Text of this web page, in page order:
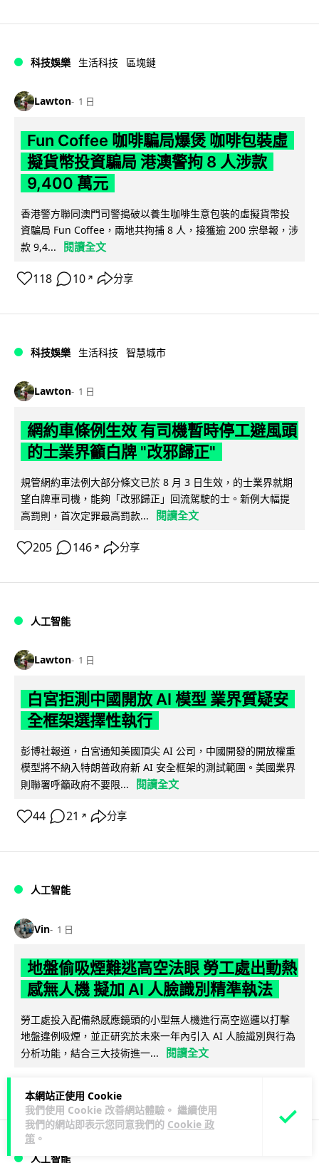
本網站正使用 Cookie
我們使用 Cookie 改善網站體驗。 繼續使用
我們的網站即表示您同意我們的 Cookie 政
策 。
科技娛樂 生活科技 區塊鏈
Lawton 1 日
Fun Coffee 咖啡騙局爆煲 咖啡包裝虛
擬貨幣投資騙局 港澳警拘 8 人涉款
9,400 萬元
香港警方聯同澳門司警搗破以養生咖啡生意包裝的虛擬貨幣投
資騙局 Fun Coffee，兩地共拘捕 8 人，接獲逾 200 宗舉報，涉
款 9,4...
閱讀全文
118 10 ↗ 分享
科技娛樂 生活科技 智慧城市
Lawton 1 日
網約車條例生效 有司機暫時停工避風頭
的士業界籲白牌 "改邪歸正"
規管網約車法例大部分條文已於 8 月 3 日生效，的士業界就期
望白牌車司機，能夠「改邪歸正」回流駕駛的士。新例大幅提
高罰則，首次定罪最高罰款...
閱讀全文
205 146 ↗ 分享
人工智能
Lawton 1 日
白宮拒測中國開放 AI 模型 業界質疑安
全框架選擇性執行
彭博社報道，白宮通知美國頂尖 AI 公司，中國開發的開放權重
模型將不納入特朗普政府新 AI 安全框架的測試範圍。美國業界
則聯署呼籲政府不要限...
閱讀全文
44 21 ↗ 分享
人工智能
Vin 1 日
地盤偷吸煙難逃高空法眼 勞工處出動熱
感無人機 擬加 AI 人臉識別精準執法
勞工處投入配備熱感應鏡頭的小型無人機進行高空巡邏以打擊
地盤違例吸煙，並正研究於未來一年內引入 AI 人臉識別與行為
分析功能，結合三大技術進一...
閱讀全文
人工智能